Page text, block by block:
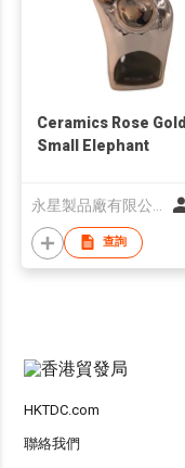
Ceramics Rose Gold
Small Elephant
查詢
HKTDC.com
聯絡我們